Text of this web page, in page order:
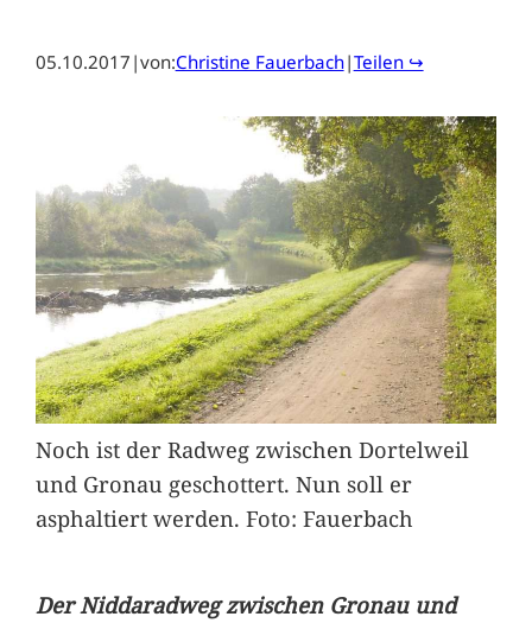
05.10.2017 |von:Christine Fauerbach|Teilen ↪
Noch ist der Radweg zwischen Dortelweil
und Gronau geschottert. Nun soll er
asphaltiert werden. Foto: Fauerbach
Der Niddaradweg zwischen Gronau und